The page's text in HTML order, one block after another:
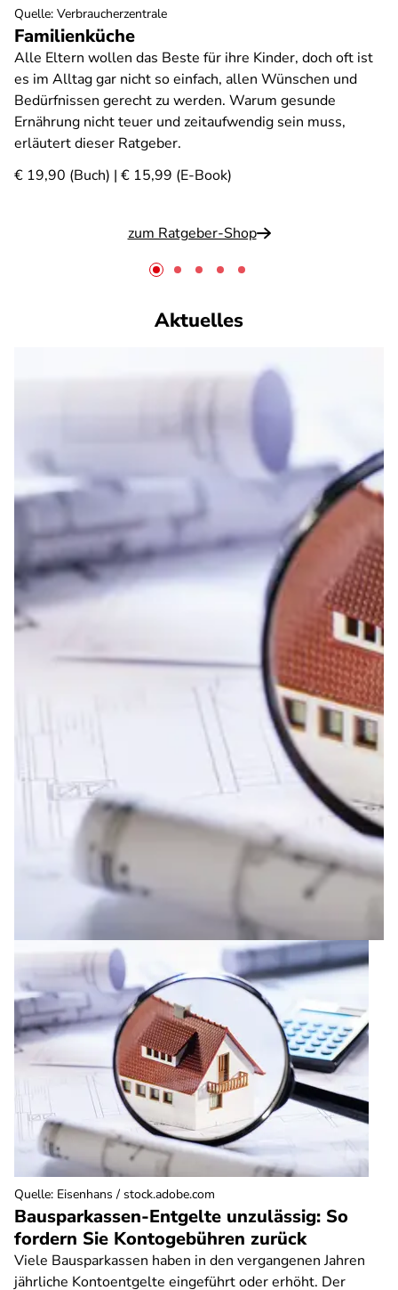
Familienküche
Alle Eltern wollen das Beste für ihre Kinder, doch oft ist
es im Alltag gar nicht so einfach, allen Wünschen und
Bedürfnissen gerecht zu werden. Warum gesunde
Ernährung nicht teuer und zeitaufwendig sein muss,
erläutert dieser Ratgeber.
€ 19,90 (Buch) | € 15,99 (E-Book)
zum Ratgeber-Shop
Quelle: Verbraucherzentrale
Aktuelles
Bausparkassen-Entgelte unzulässig: So
fordern Sie Kontogebühren zurück
Viele Bausparkassen haben in den vergangenen Jahren
jährliche Kontoentgelte eingeführt oder erhöht. Der
Quelle: Eisenhans / stock.adobe.com